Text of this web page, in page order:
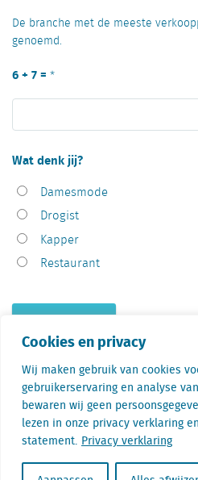
Cookies en privacy
Wij maken gebruik van cookies
gebruikerservaring en analyse
bewaren wij geen
lezen in onze privacy verklaring
statement. Privacy verklaring
De branche met de meeste
genoemd.
6 + 7 = *
Wat denk jij?
Damesmode
Drogist
Kapper
Restaurant
Locatus heeft 217 verschillende
branche ontwikkelt zich anders.
specifieke branche? Of wat een
winkelgebied? Vraag dan ook eens
formuleanalyse.
Nog één laatste